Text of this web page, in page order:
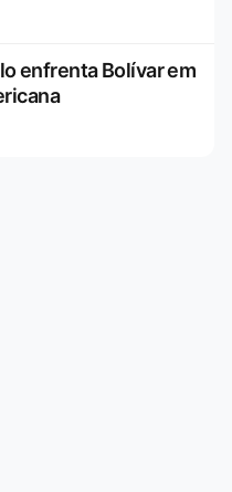
enfrenta Bolívar em